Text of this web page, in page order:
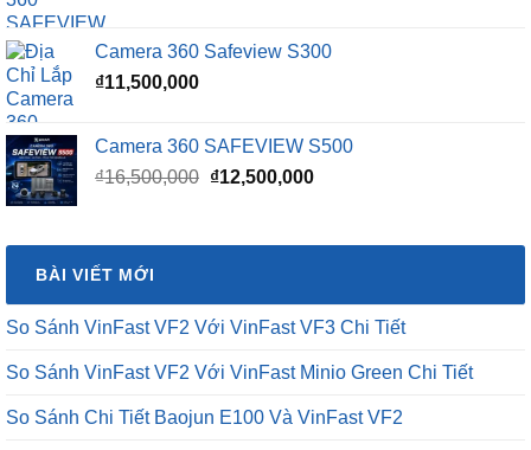
Camera 360 Safeview S300
₫11,500,000
Camera 360 SAFEVIEW S500
₫16,500,000 Giá
₫16,500,000.
₫12,500,000Giá
là:
BÀI VIẾT MỚI
So Sánh VinFast VF2 Với VinFast VF3 Chi Tiết
So Sánh VinFast VF2 Với VinFast Minio Green Chi Tiết
So Sánh Chi Tiết Baojun E100 Và VinFast VF2